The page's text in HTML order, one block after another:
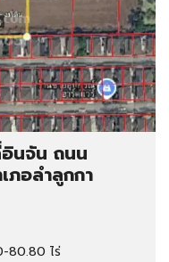
นจัน ถนน
ภอลำลูกกา
80.80 ไร่